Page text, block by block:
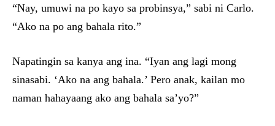
“Nay, umuwi na po kayo sa probinsya,” sabi ni Carlo.
“Ako na po ang bahala rito.”
Napatingin sa kanya ang ina. “Iyan ang lagi mong
sinasabi. ‘Ako na ang bahala.’ Pero anak, kailan mo
naman hahayaang ako ang bahala sa’yo?”